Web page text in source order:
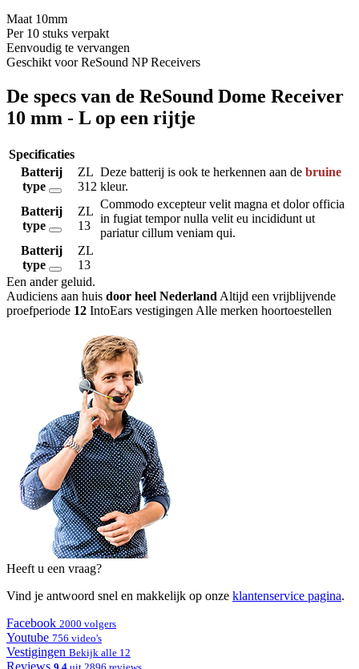
Maat 10mm
Per 10 stuks verpakt
Eenvoudig te vervangen
Geschikt voor ReSound NP Receivers
De specs van de ReSound Dome Receiver
10 mm - L op een rijtje
Specificaties
Batterij
type
ZL
312
Deze batterij is ook te herkennen aan de bruine
kleur.
Batterij
type
ZL
13
Commodo excepteur velit magna et dolor officia
in fugiat tempor nulla velit eu incididunt ut
pariatur cillum veniam qui.
Batterij
type
ZL
13
Een ander geluid.
Audiciens aan huis door heel Nederland Altijd een vrijblijvende
proefperiode 12 IntoEars vestigingen Alle merken hoortoestellen
Heeft u een vraag?
Vind je antwoord snel en makkelijk op onze klantenservice pagina.
Facebook 2000 volgers
Youtube 756 video's
Vestigingen Bekijk alle 12
Reviews